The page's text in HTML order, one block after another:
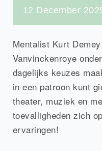
12 December
Mentalist Kurt
Vanvinckenroye
dagelijks keuzes
in een patroon kunt
theater, muziek en
toevalligheden zich
ervaringen!